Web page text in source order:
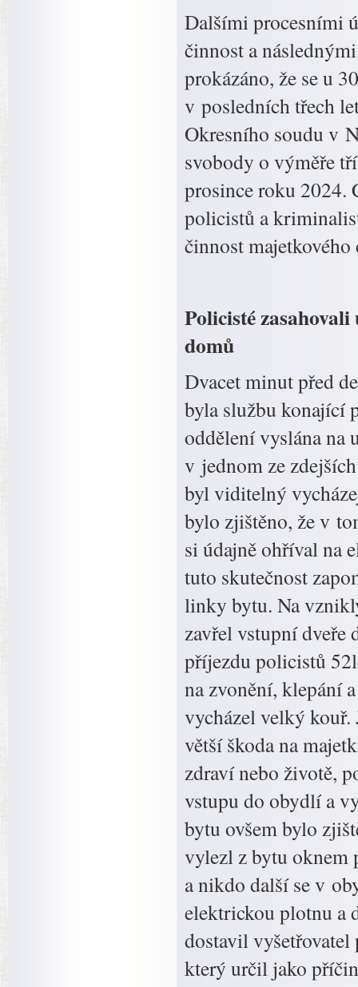
Dalšími procesními
činnost a
prokázáno, že se u
v posledních třech
Okresního soudu v
svobody o výměře
prosince roku 2024.
policistů a
činnost
Policisté
domů
Dvacet minut před
byla službu konající
oddělení vyslána
v jednom ze
byl viditelný
bylo zjištěno, že v
si údajně ohříval na
tuto skutečnost
linky bytu. Na
zavřel vstupní dveře
příjezdu policistů
na zvonění, klepání
vycházel velký kouř.
větší škoda na
zdraví nebo životě,
vstupu do obydlí a
bytu ovšem bylo
vylezl z bytu oknem
a nikdo další se v
elektrickou plotnu a
dostavil vyšetřovatel
který určil jako